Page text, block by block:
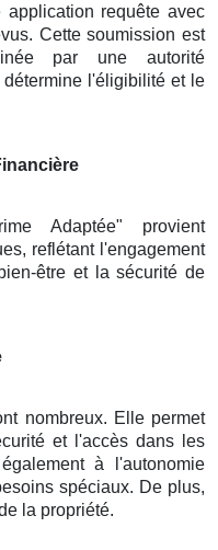
application requête avec
Cette soumission est
par une autorité
l'éligibilité et le
Adaptée" provient
reflétant l'engagement
être et la sécurité de
nombreux. Elle permet
et l'accès dans les
à l'autonomie
spéciaux. De plus,
la propriété.